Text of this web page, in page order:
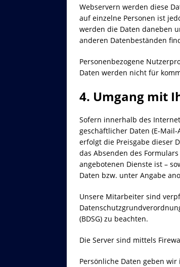
Webservern werden diese
auf einzelne Personen ist
werden die Daten daneben
anderen Datenbeständen
Personenbezogene
Daten werden nicht für
4. Umgang mit
Sofern innerhalb des
geschäftlicher Daten (E-
erfolgt die Preisgabe dieser
das Absenden des
angebotenen Dienste ist –
Daten bzw. unter Angabe
Unsere Mitarbeiter sind
(BDSG) zu beachten.
Die Server sind mittels
Persönliche Daten geben